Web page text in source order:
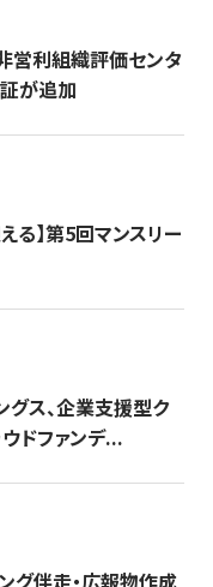
営利組織評価センタ
が追加
る】​​第5回マンスリー
グス、企業支援型ク
ウドファンデ...
グ伴走・広報物作成